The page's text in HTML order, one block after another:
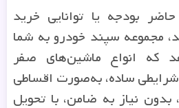
بودجه یا توانایی خرید
مجموعه سپند خودرو به شما
که انواع ماشین‌های صفر
شرایطی ساده، به‌صورت اقساطی
نیاز به ضامن، با تحویل